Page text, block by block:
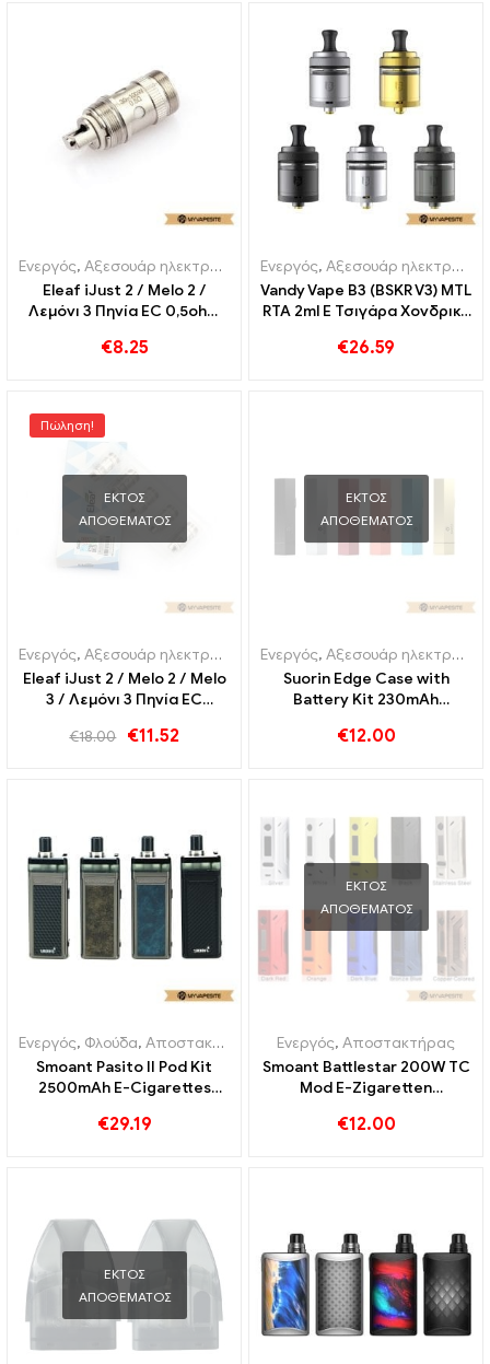
Ενεργός, Αξεσουάρ ηλεκτρονικού τσιγάρου
Eleaf iJust 2 / Melo 2 /
Λεμόνι 3 Πηνία EC 0,5ohm
Ηλεκτρονικά τσιγάρα
€8.25
Ενεργός, Αξεσουάρ ηλεκτρονικού τσιγάρου
Vandy Vape B3 (BSKR V3) MTL
RTA 2ml E Τσιγάρα Χονδρική
€26.59
Πώληση!
ΕΚΤΌΣ
ΑΠΟΘΈΜΑΤΟΣ
Ενεργός, Αξεσουάρ ηλεκτρονικού τσιγάρου
Eleaf iJust 2 / Melo 2 / Melo
3 / Λεμόνι 3 Πηνία EC
Ηλεκτρονικά τσιγάρα
€18.00 €11.52
ΕΚΤΌΣ
ΑΠΟΘΈΜΑΤΟΣ
Ενεργός, Αξεσουάρ ηλεκτρονικού τσιγάρου
Suorin Edge Case with
Battery Kit 230mAh
Χονδρική 丨 Custom
€12.00
Ενεργός, Φλούδα, Αποστακτήρας
Smoant Pasito II Pod Kit
2500mAh E-Cigarettes
€29.19
ΕΚΤΌΣ
ΑΠΟΘΈΜΑΤΟΣ
Ενεργός, Αποστακτήρας
Smoant Battlestar 200W TC
Mod E-Zigaretten
€12.00
ΕΚΤΌΣ
ΑΠΟΘΈΜΑΤΟΣ